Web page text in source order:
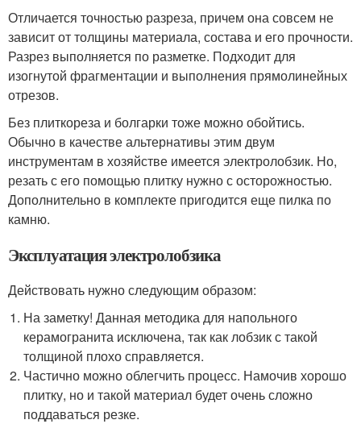
Отличается точностью разреза, причем она совсем не
зависит от толщины материала, состава и его прочности.
Разрез выполняется по разметке. Подходит для
изогнутой фрагментации и выполнения прямолинейных
отрезов.
Без плиткореза и болгарки тоже можно обойтись.
Обычно в качестве альтернативы этим двум
инструментам в хозяйстве имеется электролобзик. Но,
резать с его помощью плитку нужно с осторожностью.
Дополнительно в комплекте пригодится еще пилка по
камню.
Эксплуатация электролобзика
Действовать нужно следующим образом:
На заметку! Данная методика для напольного
керамогранита исключена, так как лобзик с такой
толщиной плохо справляется.
Частично можно облегчить процесс. Намочив хорошо
плитку, но и такой материал будет очень сложно
поддаваться резке.